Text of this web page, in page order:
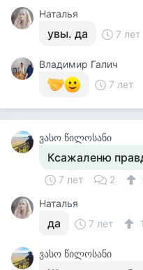
Наталья
увы. да 7 лет
Владимир Галич
7 лет
ვასო წილოსანი
Ксажаленю
7 лет 2
Наталья
да 7 лет 1
ვასო წილოსანი